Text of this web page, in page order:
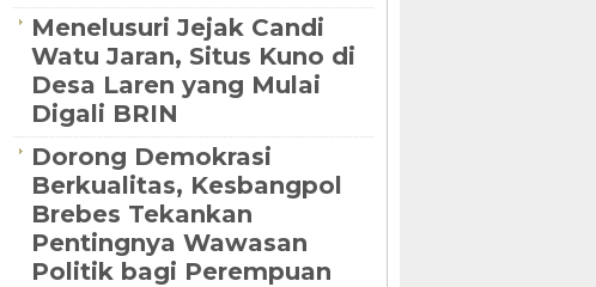
Menelusuri Jejak Candi
Watu Jaran, Situs Kuno di
Desa Laren yang Mulai
Digali BRIN
Dorong Demokrasi
Berkualitas, Kesbangpol
Brebes Tekankan
Pentingnya Wawasan
Politik bagi Perempuan